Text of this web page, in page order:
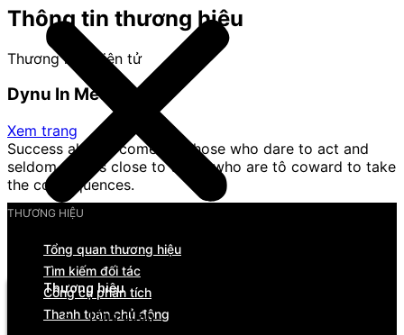
Menu
Thương hiệu
Tổng quan
Thông tin thương hiệu
Thương mại điện tử
Dynu In Media
Xem trang
Success always comes to those who dare to act and
seldom comes close to those who are tô coward to take
the consequences.
THƯƠNG HIỆU
Tổng quan thương hiệu
Tìm kiếm đối tác
Công cụ phân tích
Thanh toán chủ động